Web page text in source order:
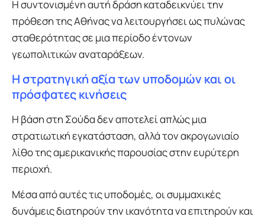
Η συντονισμένη αυτή δράση καταδεικνύει την
πρόθεση της Αθήνας να λειτουργήσει ως πυλώνας
σταθερότητας σε μια περίοδο έντονων
γεωπολιτικών αναταράξεων.
Η στρατηγική αξία των υποδομών και οι
πρόσφατες κινήσεις
Η βάση στη Σούδα δεν αποτελεί απλώς μια
στρατιωτική εγκατάσταση, αλλά τον ακρογωνιαίο
λίθο της αμερικανικής παρουσίας στην ευρύτερη
περιοχή.
Μέσα από αυτές τις υποδομές, οι συμμαχικές
δυνάμεις διατηρούν την ικανότητα να επιτηρούν και